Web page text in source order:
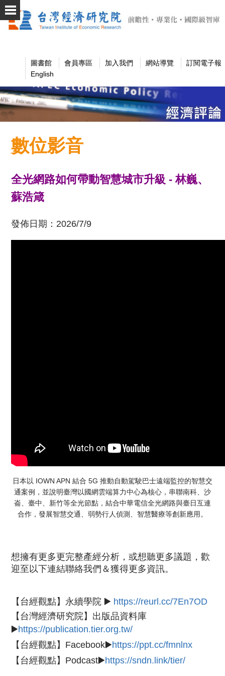
圖書館 會員專區 加入我們 網站導覽
訂閱電子報
English
數位影音
全光網路如何帶動智慧城市升級 -林巍、
蘇浩箴
發佈日期： 2026/7/9
日本以 IOWN APN 結合 5G 推動自動駕駛巴士遠端監控的智慧交
通案例，並說明臺灣以國網雲端算力中心為核心，串聯南科、沙
崙、臺中、新竹等全光節點，結合中華電信全光網路與臺日互連
合作，發展智慧交通、弱勢行人偵測、智慧醫療等創新應用。
想擁有更多更完整產經分析，或想聽更多議題，歡
迎至以下連結聯絡我們＆獲得更多資訊。
【台經觀點】永續學院 ▶️ https://reurl.cc/7En7OD
【台灣經濟研究院】出版品資料庫
▶️https://publication.tier.org.tw/
【台經觀點】Facebook▶️https://ppt.cc/fmnlnx
【台經觀點】Podcast▶️https://sndn.link/tier/